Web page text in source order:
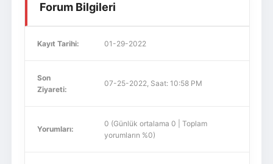
Forum Bilgileri
Kayıt Tarihi: 01-29-2022
Son
Ziyareti:
07-25-2022, Saat: 10:58 PM
Yorumları:
0 (Günlük ortalama 0 | Toplam
yorumların %0)